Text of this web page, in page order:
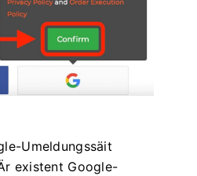
Umeldungssäit
existent Google-